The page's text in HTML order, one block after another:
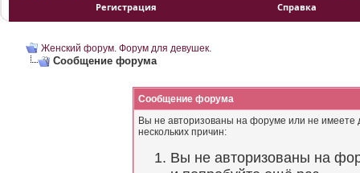
Регистрация Справка
Женский форум. Форум для девушек.
Сообщение форума
Сообщение форума
Вы не авторизованы на форуме или не имеете
нескольких причин:
Вы не авторизованы на